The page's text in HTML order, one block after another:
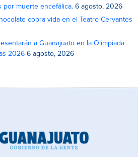
por muerte encefálica. 6 agosto, 2026
cobra vida en el Teatro Cervantes
a Guanajuato en la Olimpiada
2026 6 agosto, 2026